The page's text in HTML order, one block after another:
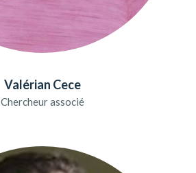
Valérian Cece
Chercheur associé